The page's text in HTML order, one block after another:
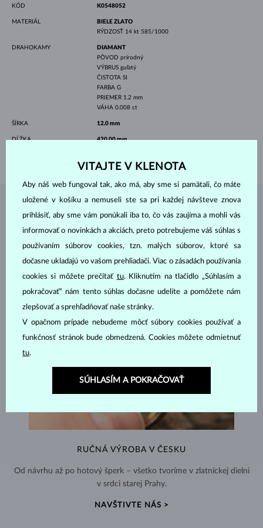
KÓD K0548052
MATERIÁL
BIELE ZLATO
RÝDZOSŤ 14 kt 585/1000
DRAHOKAMY
DIAMANT
PÔVOD prírodný
VÝBRUS guľatý
ČISTOTA SI
FARBA G
PRIEMER 1.2 mm
VÁHA 0.008 ct
ŠÍRKA 12.0 mm
DĹŽKA 420.00 mm
ŠPERKY Z ATELIÉRU KLENOTA
RUČNÁ VÝROBA V ČESKU
Od návrhu až po hotový šperk – všetko tvoríme v zlatníckej dielni
v srdci starej Prahy.
NAVŠTIVTE NÁS >
VITAJTE V KLENOTA
Aby náš web fungoval tak, ako má, aby sme si pamätali, čo máte
uložené v košíku a nemuseli ste sa pri každej návšteve znova
prihlásiť, aby sme vám ponúkali iba to, čo vás zaujíma a mohli vás
informovať o novinkách a akciách, preto potrebujeme váš súhlas s
používaním súborov cookies, tzn. malých súborov, ktoré sa
dočasne ukladajú vo vašom prehliadači. Viac o zásadách používania
cookies si môžete prečítať tu. Kliknutím na tlačidlo „Súhlasím a
pokračovať“ nám tento súhlas dočasne udelíte a pomôžete nám
zlepšovať a sprehľadňovať naše stránky.
V opačnom prípade nebudeme môcť súbory cookies používať a
funkčnosť stránok bude obmedzená. Cookies môžete odmietnuť
tu.
SÚHLASÍM A POKRAČOVAŤ